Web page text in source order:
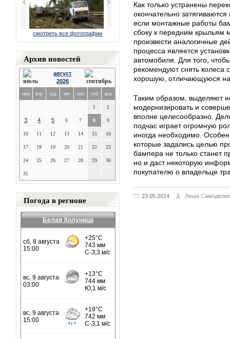
смотреть все фотографии
Архив новостей
август
2026
пон втр срд чет пят суб вск
1 2
3 4 5 6 7 8 9
10 11 12 13 14 15 16
17 18 19 20 21 22 23
24 25 26 27 28 29 30
31
Погода в регионе
Белая Холуница
Как только устранены
окончательно
если монтажные работы
сбоку к передним крыльям
произвести аналогичные
процесса является
автомобиля. Для того,
рекомендуют снять колеса
хорошую, отличающуюся
Таким образом, выделяют
модернизировать и
вполне целесообразно.
подчас играет огромную
иногда необходимо.
которые задались целью
бампера не только станет
но и даст некоторую
покупателю о владельце
23.05.2014 Леша